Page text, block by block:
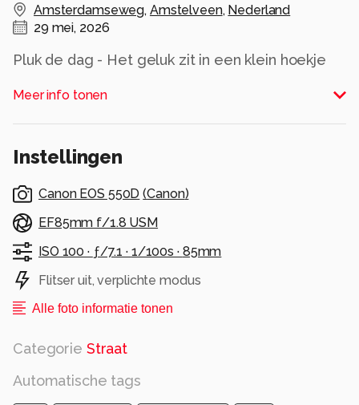
Amsterdamseweg, Amstelveen, Nederland
29 mei, 2026
Pluk de dag - Het geluk zit in een klein hoekje
Alle rechten voorbehouden
Meer info tonen
Instellingen
Canon EOS 550D (Canon)
EF85mm f/1.8 USM
ISO 100 · ƒ/7.1 · 1/100s · 85mm
Flitser uit, verplichte modus
Alle foto informatie tonen
Categorie Straat
Automatische tags